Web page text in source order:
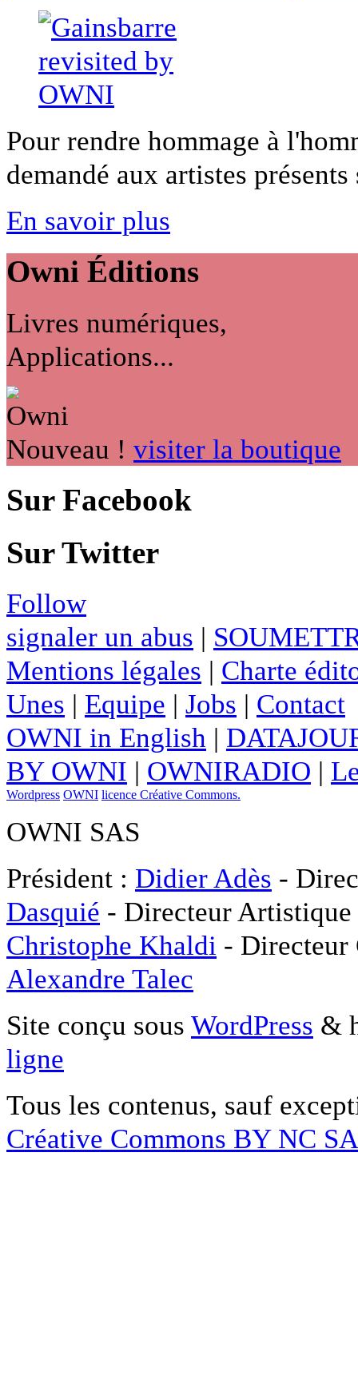
Pour rendre hommage à
demandé aux artistes
En savoir plus
Owni Éditions
Livres numériques,
Applications...
Nouveau ! visiter la boutique
Sur Facebook
Sur Twitter
Follow
signaler un abus |
Mentions légales | Charte
Unes | Equipe | Jobs | Contact
OWNI in English |
BY OWNI | OWNIRADIO |
Wordpress OWNI licence Créative Commons.
OWNI SAS
Président : Didier Adès -
Dasquié - Directeur
Christophe Khaldi -
Alexandre Talec
Site conçu sous WordPress &
ligne
Tous les contenus, sauf
Créative Commons BY NC SA